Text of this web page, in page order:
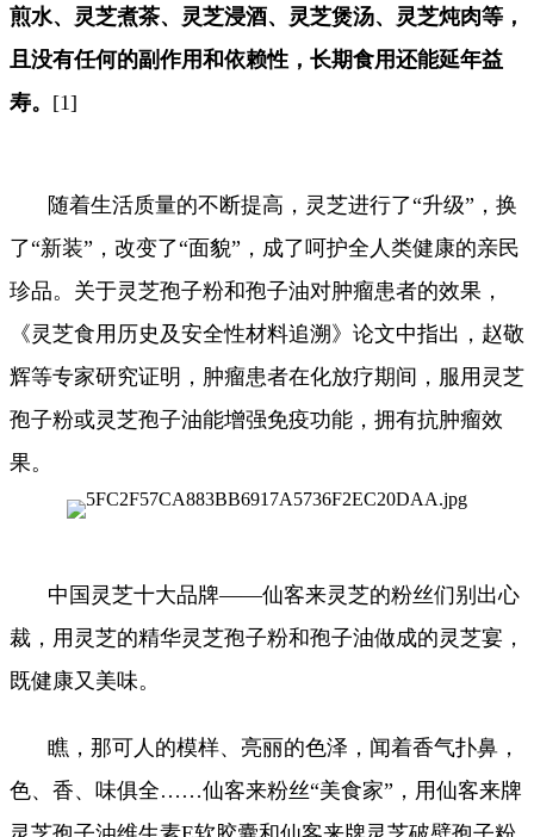
煎水、灵芝煮茶、灵芝浸酒、灵芝煲汤、灵芝炖肉等，
且没有任何的副作用和依赖性，长期食用还能延年益
寿。 [1]
随着生活质量的不断提高，灵芝进行了“升级”，换
了“新装”，改变了“面貌”，成了呵护全人类健康的亲民
珍品。关于灵芝孢子粉和孢子油对肿瘤患者的效果，
《灵芝食用历史及安全性材料追溯》论文中指出，赵敬
辉等专家研究证明，肿瘤患者在化放疗期间，服用灵芝
孢子粉或灵芝孢子油能增强免疫功能，拥有抗肿瘤效
果。
中国灵芝十大品牌——仙客来灵芝的粉丝们别出心
裁，用灵芝的精华灵芝孢子粉和孢子油做成的灵芝宴，
既健康又美味。
瞧，那可人的模样、亮丽的色泽，闻着香气扑鼻，
色、香、味俱全……仙客来粉丝“美食家”，用仙客来牌